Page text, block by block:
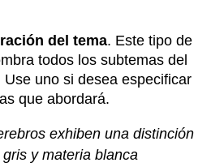
del tema. Este tipo de
todos los subtemas del
Use uno si desea especificar
que abordará.
exhiben una distinción
y materia blanca